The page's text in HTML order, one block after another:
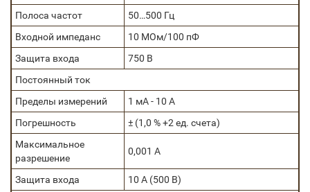
Полоса частот
50…500 Гц
Входной импеданс
10 МОм/100 пФ
Защита входа
750 В
Постоянный ток
Пределы измерений
1 мА - 10 А
Погрешность
± (1,0 % +2 ед. счета)
Максимальное
разрешение
0,001 А
Защита входа
10 А (500 В)